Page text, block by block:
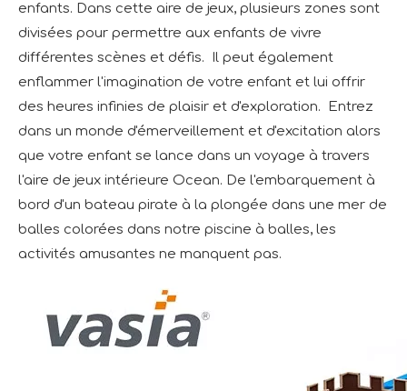
enfants. Dans cette aire de jeux, plusieurs zones sont
divisées pour permettre aux enfants de vivre
différentes scènes et défis. Il peut également
enflammer l'imagination de votre enfant et lui offrir
des heures infinies de plaisir et d'exploration. Entrez
dans un monde d'émerveillement et d'excitation alors
que votre enfant se lance dans un voyage à travers
l'aire de jeux intérieure Ocean. De l'embarquement à
bord d'un bateau pirate à la plongée dans une mer de
balles colorées dans notre piscine à balles, les
activités amusantes ne manquent pas.